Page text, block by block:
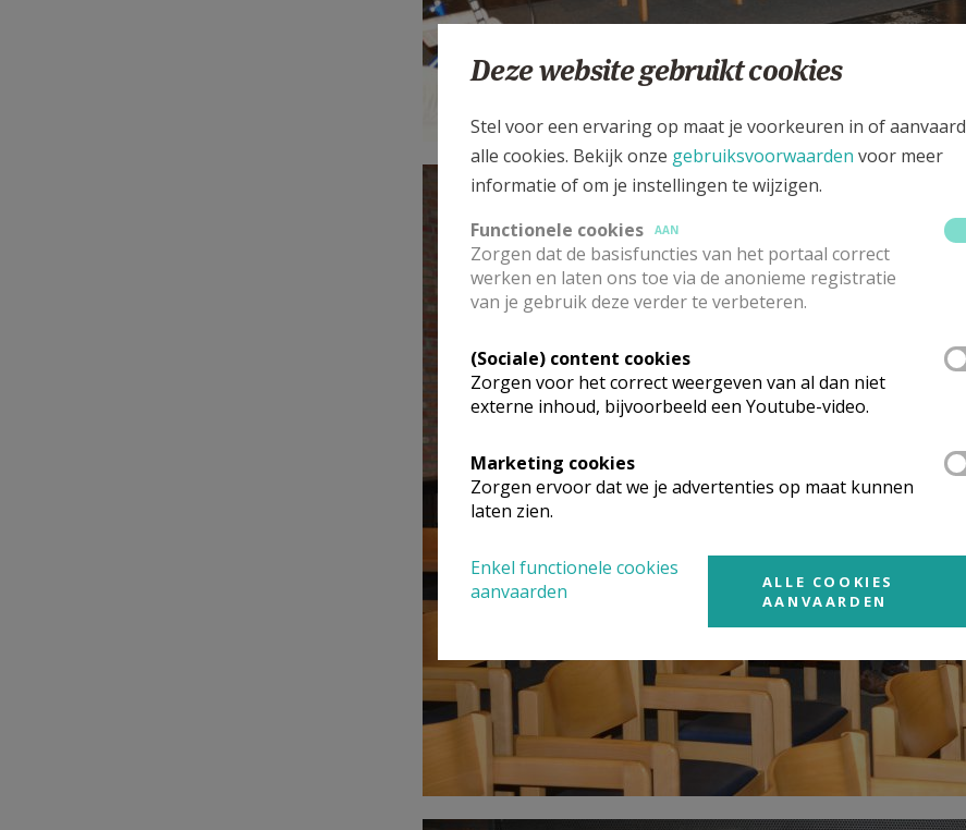
DSC_0005.JPG
Deze website gebruikt cookies
Stel voor een ervaring op maat je voorkeuren in of aanvaard
alle cookies. Bekijk onze gebruiksvoorwaarden voor meer
informatie of om je instellingen te wijzigen.
Functionele cookies
AAN
Zorgen dat de basisfuncties van het portaal correct
werken en laten ons toe via de anonieme registratie
van je gebruik deze verder te verbeteren.
(Sociale) content cookies
Zorgen voor het correct weergeven van al dan niet
externe inhoud, bijvoorbeeld een Youtube-video.
Marketing cookies
Zorgen ervoor dat we je advertenties op maat kunnen
laten zien.
Enkel functionele cookies
aanvaarden
ALLE COOKIES
AANVAARDEN